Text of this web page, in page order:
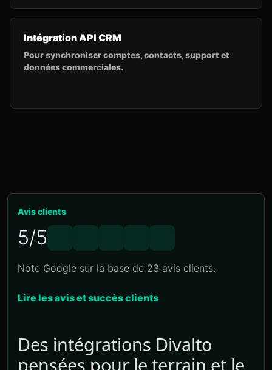
Intégration API CRM
Pour synchroniser comptes, contacts, support et
données commerciales.
Avis clients
5/5
Note Google sur la base de 23 avis clients.
Lire les avis et succès clients
Des intégrations Divalto
pensées pour le terrain et le